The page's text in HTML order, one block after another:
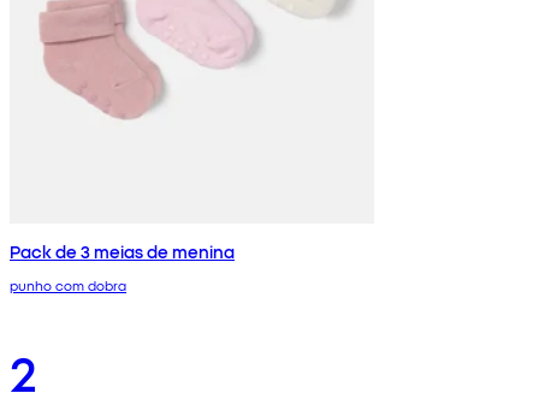
Pack de 3 meias de menina
punho com dobra
2